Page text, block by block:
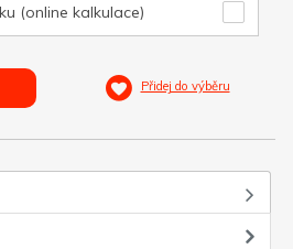
(online kalkulace)
Přidej do výběru